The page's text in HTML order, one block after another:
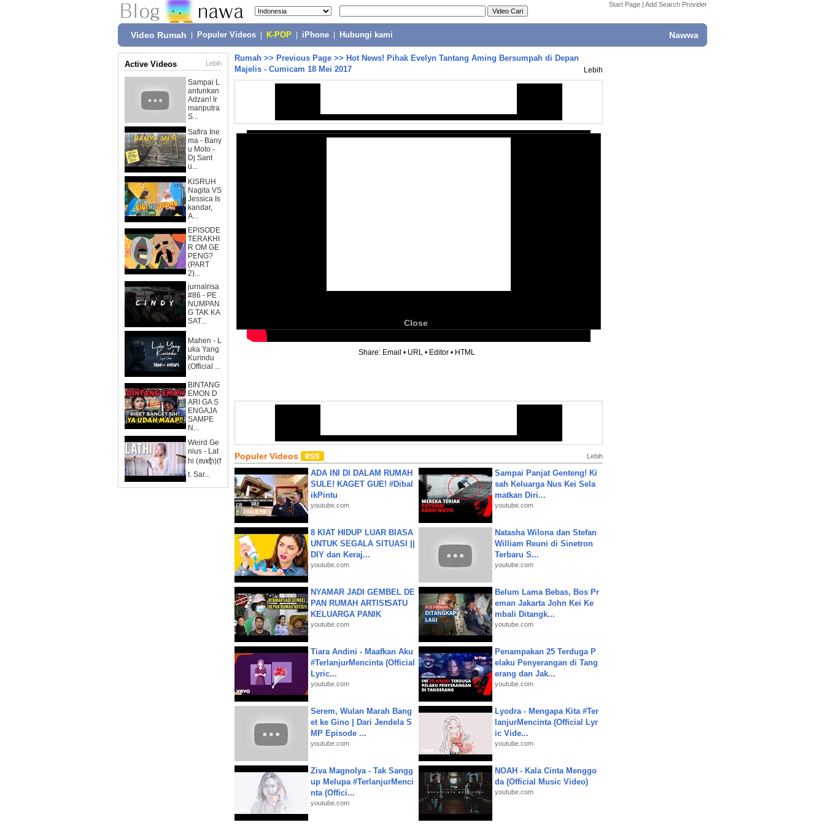
Start Page | Add Search Provider
Video Rumah Populer Videos K-POP iPhone Hubungi kami Nawwa
Active Videos Lebih
Sampai L
antunkan
Adzan! Ir
manputra
S...
Safira Ine
ma - Bany
u Moto -
Dj Sant
u...
KISRUH
Nagita VS
Jessica Is
kandar,
A...
EPISODE
TERAKHI
R OM GE
PENG?
(PART
2)...
jurnalrisa
#86 - PE
NUMPAN
G TAK KA
SAT...
Mahen - L
uka Yang
Kurindu
(Official ...
BINTANG
EMON D
ARI GA S
ENGAJA
SAMPE
N...
Weird Ge
nius - Lat
hi (ꦭꦛꦶ)(f
t. Sar...
Rumah >> Previous Page >> Hot News! Pihak Evelyn Tantang Aming Bersumpah di Depan
Majelis - Cumicam 18 Mei 2017
Lebih
Close
Share: Email • URL • Editor • HTML
Populer Videos Lebih
ADA INI DI DALAM RUMAH
SULE! KAGET GUE! #Dibal
ikPintu
youtube.com
Sampai Panjat Genteng! Ki
sah Keluarga Nus Kei Sela
matkan Diri...
youtube.com
8 KIAT HIDUP LUAR BIASA
UNTUK SEGALA SITUASI ||
DIY dan Keraj...
youtube.com
Natasha Wilona dan Stefan
William Reuni di Sinetron
Terbaru S...
youtube.com
NYAMAR JADI GEMBEL DE
PAN RUMAH ARTIS❗SATU
KELUARGA PANIK
youtube.com
Belum Lama Bebas, Bos Pr
eman Jakarta John Kei Ke
mbali Ditangk...
youtube.com
Tiara Andini - Maafkan Aku
#TerlanjurMencinta (Official
Lyric...
youtube.com
Penampakan 25 Terduga P
elaku Penyerangan di Tang
erang dan Jak...
youtube.com
Serem, Wulan Marah Bang
et ke Gino | Dari Jendela S
MP Episode ...
youtube.com
Lyodra - Mengapa Kita #Ter
lanjurMencinta (Official Lyr
ic Vide...
youtube.com
Ziva Magnolya - Tak Sangg
up Melupa #TerlanjurMenci
nta (Offici...
youtube.com
NOAH - Kala Cinta Menggo
da (Official Music Video)
youtube.com